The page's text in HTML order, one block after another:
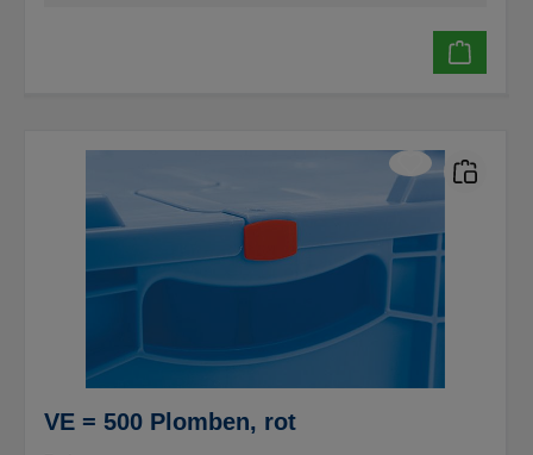
VE = 500 Plomben, rot